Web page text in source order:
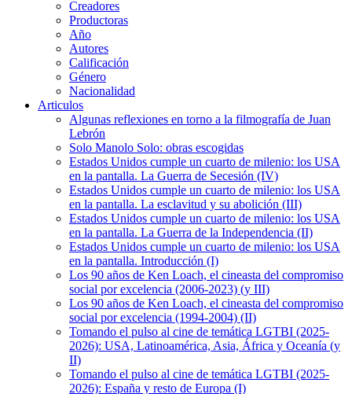
Creadores
Productoras
Año
Autores
Calificación
Género
Nacionalidad
Articulos
Algunas reflexiones en torno a la filmografía de Juan
Lebrón
Solo Manolo Solo: obras escogidas
Estados Unidos cumple un cuarto de milenio: los USA
en la pantalla. La Guerra de Secesión (IV)
Estados Unidos cumple un cuarto de milenio: los USA
en la pantalla. La esclavitud y su abolición (III)
Estados Unidos cumple un cuarto de milenio: los USA
en la pantalla. La Guerra de la Independencia (II)
Estados Unidos cumple un cuarto de milenio: los USA
en la pantalla. Introducción (I)
Los 90 años de Ken Loach, el cineasta del compromiso
social por excelencia (2006-2023) (y III)
Los 90 años de Ken Loach, el cineasta del compromiso
social por excelencia (1994-2004) (II)
Tomando el pulso al cine de temática LGTBI (2025-
2026): USA, Latinoamérica, Asia, África y Oceanía (y
II)
Tomando el pulso al cine de temática LGTBI (2025-
2026): España y resto de Europa (I)